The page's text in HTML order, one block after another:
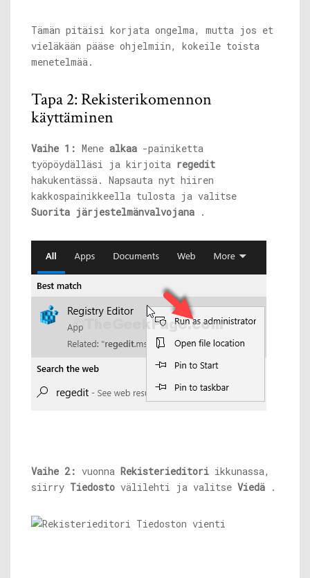
Tämän pitäisi korjata ongelma, mutta jos et
vieläkään pääse ohjelmiin, kokeile toista
menetelmää.
Tapa 2: Rekisterikomennon
käyttäminen
Vaihe 1: Mene alkaa -painiketta
työpöydälläsi ja kirjoita regedit
hakukentässä. Napsauta nyt hiiren
kakkospainikkeella tulosta ja valitse
Suorita järjestelmänvalvojana .
Vaihe 2: vuonna Rekisterieditori ikkunassa,
siirry Tiedosto välilehti ja valitse Viedä .